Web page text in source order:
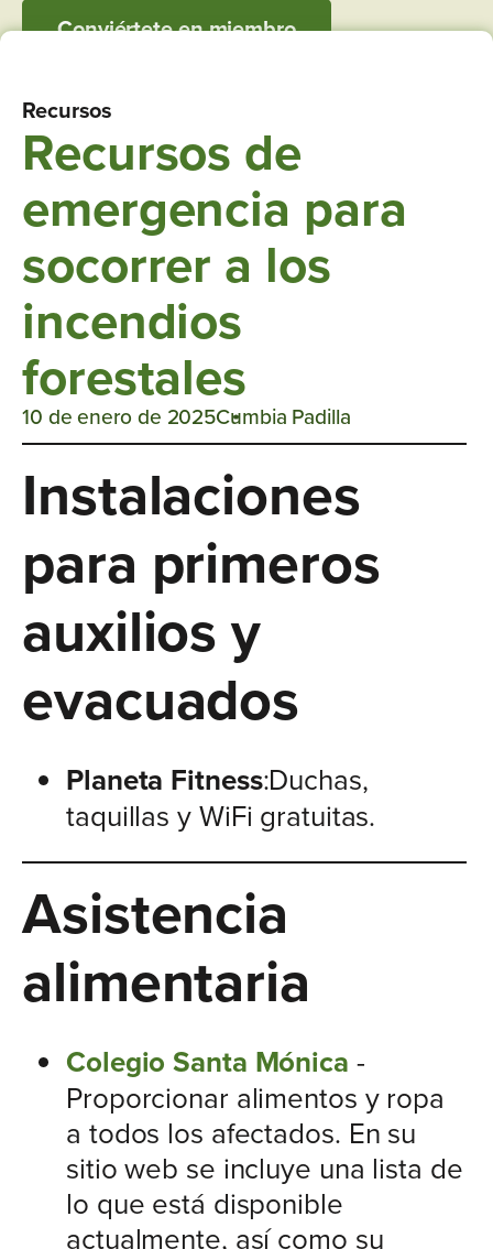
Conviértete en miembro
Recursos
Recursos de
emergencia para
socorrer a los
incendios
forestales
10 de enero de 2025Cumbia Padilla
Instalaciones
para primeros
auxilios y
evacuados
Planeta Fitness:Duchas,
taquillas y WiFi gratuitas.
Asistencia
alimentaria
Colegio Santa Mónica -
Proporcionar alimentos y ropa
a todos los afectados. En su
sitio web se incluye una lista de
lo que está disponible
actualmente, así como su